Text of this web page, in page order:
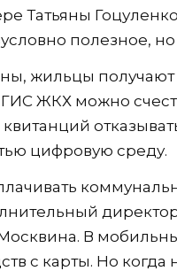
Татьяны
полезное, но
жильцы
ЖКХ можно
цифровую среду.
В
с карты. Но когда